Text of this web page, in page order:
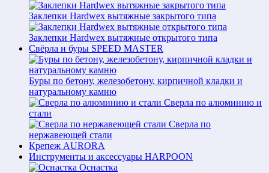
Заклепки Hardwex вытяжные закрытого типа
Заклепки Hardwex вытяжные открытого типа
Свёрла и буры SPEED MASTER
Буры по бетону, железобетону, кирпичной кладки и
натуральному камню
Сверла по алюминию и
стали
Сверла по
нержавеющей стали
Крепеж AURORA
Инструменты и аксессуары HARPOON
Оснастка